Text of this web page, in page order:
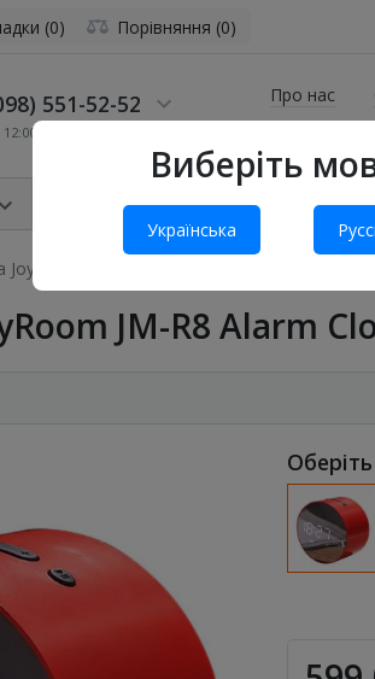
Виберіть
Українська
(0) Порівняння (0)
551-52-52
до 19:00
Про нас
JM-R8 Alarm Clock Червоний
JM-R8 Alarm